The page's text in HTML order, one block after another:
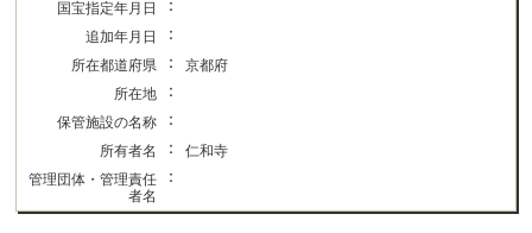
国宝指定年月日
：
追加年月日 ：
所在都道府県 ：
京都府
所在地
：
保管施設の名称 ：
所有者名 ：
仁和寺
管理団体・管理責任
者名
：